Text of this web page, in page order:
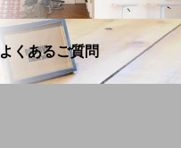
よくあるご質問